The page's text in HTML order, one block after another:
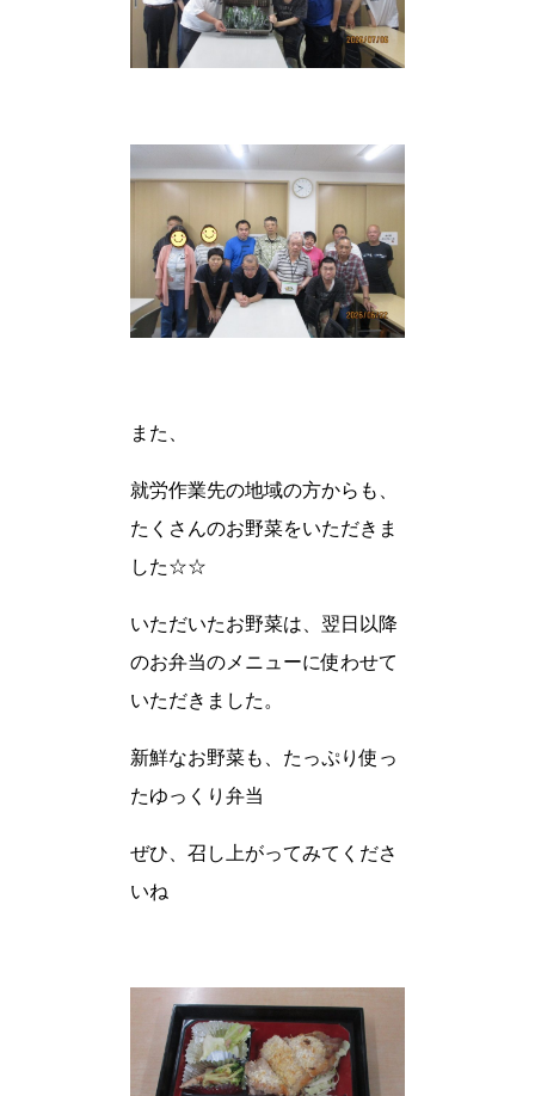
また、
就労作業先の地域の方からも、
たくさんのお野菜をいただきま
した☆☆
いただいたお野菜は、翌日以降
のお弁当のメニューに使わせて
いただきました。
新鮮なお野菜も、たっぷり使っ
たゆっくり弁当
ぜひ、召し上がってみてくださ
いね